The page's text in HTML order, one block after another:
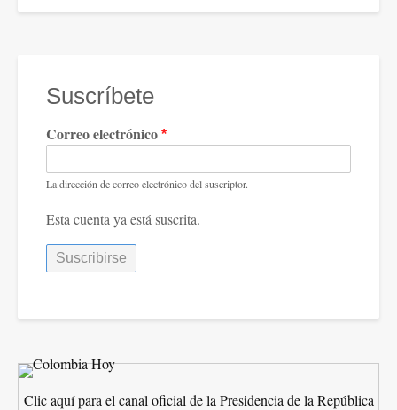
Suscríbete
Correo electrónico
La dirección de correo electrónico del suscriptor.
Esta cuenta ya está suscrita.
Clic aquí para el canal oficial de la Presidencia de la República